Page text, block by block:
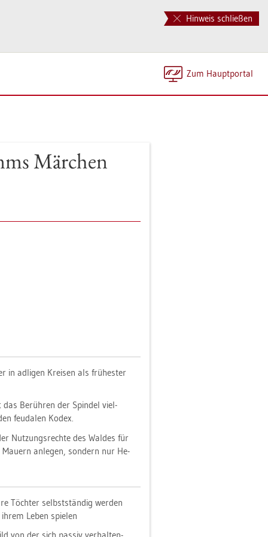
Hinweis schließen
Zum Haupt­por­tal
Mär­chen
in ad­li­gen Krei­sen als frü­hes­ter
das Be­rüh­ren der Spin­del viel­
feu­da­len Kodex.
Nut­zungs­rech­te des Wal­des für
an­le­gen, son­dern nur He­
Töch­ter selbst­stän­dig wer­den
Leben spie­len